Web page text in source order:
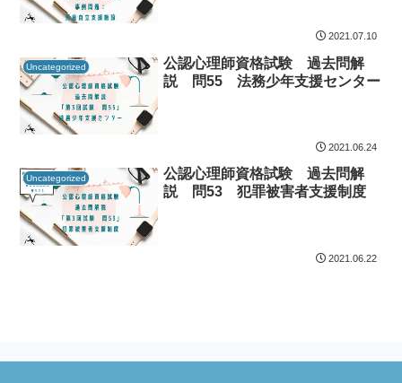
2021.07.10
Uncategorized
公認心理師資格試験 過去問解
説 問55 法務少年支援センター
2021.06.24
Uncategorized
公認心理師資格試験 過去問解
説 問53 犯罪被害者支援制度
2021.06.22